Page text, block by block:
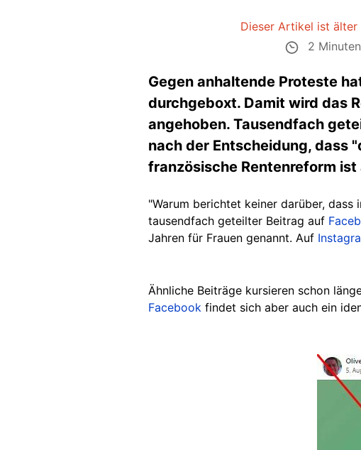
Dieser Artikel ist älter
2
Gegen anhaltende Proteste
durchgeboxt. Damit wird das
angehoben. Tausendfach
nach der Entscheidung, dass
französische Rentenreform
"Warum berichtet keiner darüber,
tausendfach geteilter Beitrag auf
Jahren für Frauen genannt. Auf
Ähnliche Beiträge kursieren schon
Facebook findet sich aber auch ein